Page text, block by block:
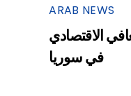
ARAB NEWS
الاقتصادي
في سوريا